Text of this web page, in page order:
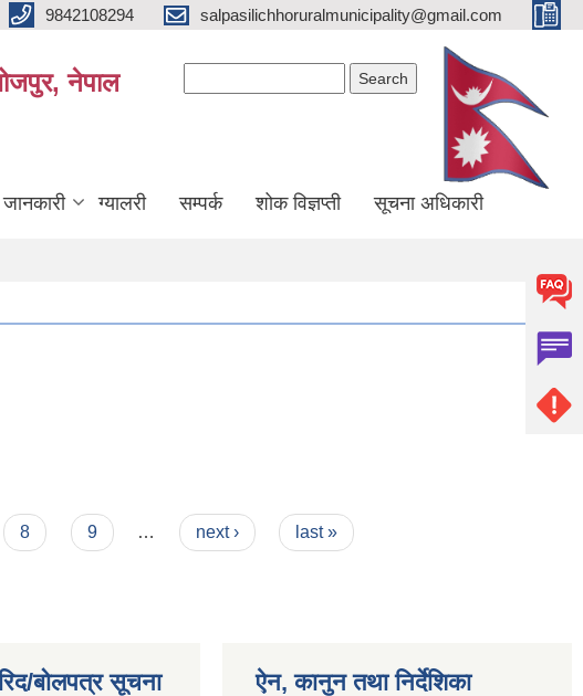
9842108294 salpasilichhoruralmunicipality@gmail.com
नेपाल
ग्यालरी सम्पर्क शोक विज्ञप्ती सूचना अधिकारी
8 9 … next › last »
बोलपत्र सूचना ऐन, कानुन तथा निर्देशिका